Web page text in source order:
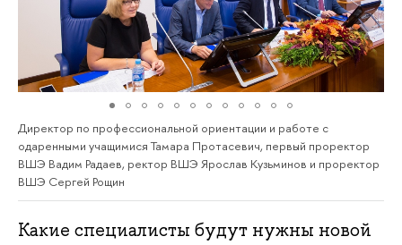
Директор по профессиональной ориентации и работе с
одаренными учащимися Тамара Протасевич, первый проректор
ВШЭ Вадим Радаев, ректор ВШЭ Ярослав Кузьминов и проректор
ВШЭ Сергей Рощин
Какие специалисты будут нужны новой